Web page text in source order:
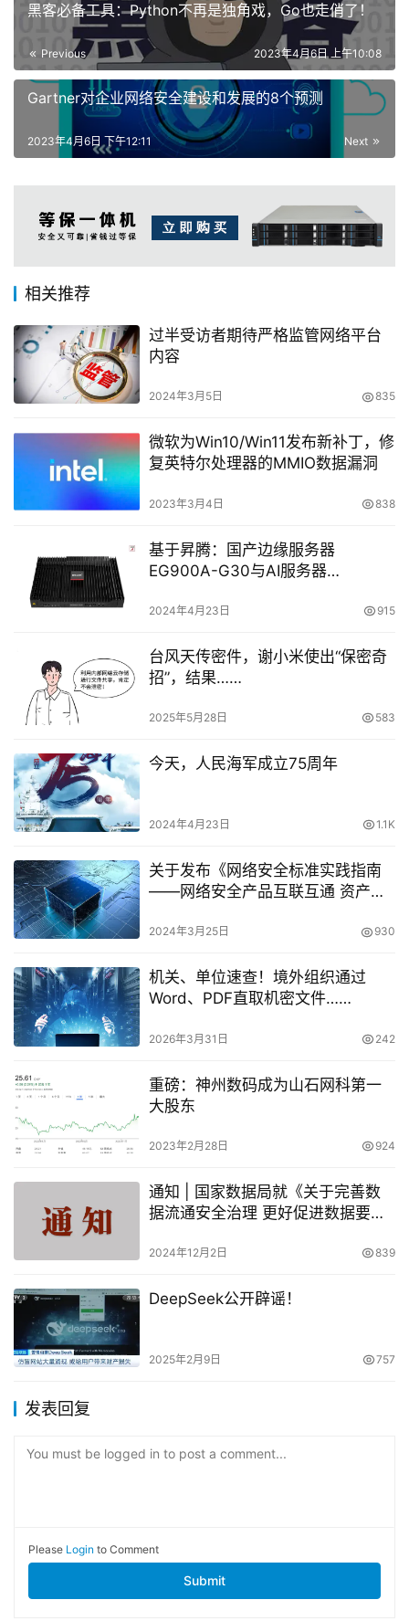
黑客必备工具：Python不再是独角戏，Go也走俏了！
Previous 2023年4月6日 上午10:08
Gartner对企业网络安全建设和发展的8个预测
Next
2023年4月6日 下午12:11
相关推荐
过半受访者期待严格监管网络平台
内容
2024年3月5日 835
微软为Win10/Win11发布新补丁，修
复英特尔处理器的MMIO数据漏洞
2023年3月4日 838
基于昇腾：国产边缘服务器
EG900A-G30与AI服务器
2024年4月23日 915
台风天传密件，谢小米使出“保密奇
招”，结果……
2025年5月28日 583
今天，人民海军成立75周年
2024年4月23日 1.1K
关于发布《网络安全标准实践指南
——网络安全产品互联互通 资产信
2024年3月25日 930
机关、单位速查！境外组织通过
Word、PDF直取机密文件……
2026年3月31日 242
重磅：神州数码成为山石网科第一
大股东
2023年2月28日 924
通知 | 国家数据局就《关于完善数
据流通安全治理 更好促进数据要素
公开征求意见（附全文）
2024年12月2日 839
DeepSeek公开辟谣！
2025年2月9日 757
发表回复
You must be logged in to post a comment...
Please Login to Comment
Submit